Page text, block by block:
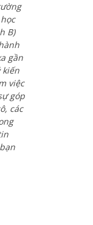
B)
gần
kiến
việc
góp
các